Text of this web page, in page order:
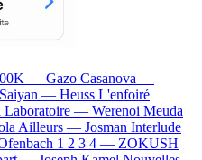
— Gazo Casanova —
Saiyan — Heuss L'enfoiré
Laboratoire — Werenoi Meuda
Ailleurs — Josman Interlude
1 2 3 4 — ZOKUSH